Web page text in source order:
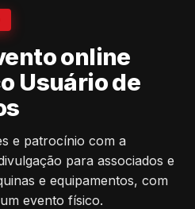
online
Usuário de
e patrocínio com a
para associados e
e equipamentos, com
evento físico.